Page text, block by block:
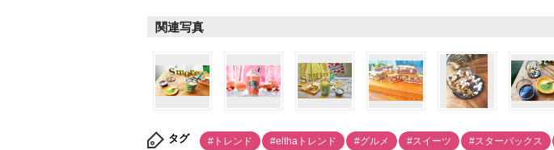
関連写真
タグ #トレンド #elthaトレンド #グルメ #スイーツ #スターバックス